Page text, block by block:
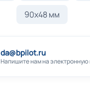
90х48 мм
da@bpilot.ru
Напишите нам на электронную